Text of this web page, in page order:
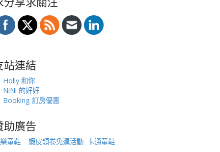
站連結
Holly 和你
NiNi 的好好
Booking 訂房優惠
助廣告
童鞋 蝦皮領卷免運活動 卡通童鞋